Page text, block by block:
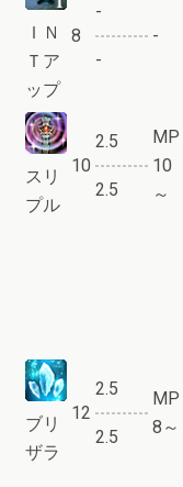
ＩＮ
Ｔア
ップ
8
-
-
-
スリ
プル
10
2.5
2.5
MP
10
～
ブリ
ザラ
12
2.5
2.5
MP
8～